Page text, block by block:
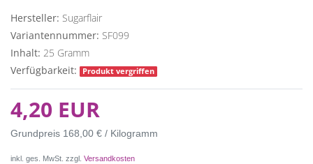
Hersteller: Sugarflair
Variantennummer: SF099
Inhalt: 25 Gramm
Verfügbarkeit:
Produkt vergriffen
4,20 EUR
Grundpreis 168,00 € / Kilogramm
inkl. ges. MwSt. zzgl. Versandkosten